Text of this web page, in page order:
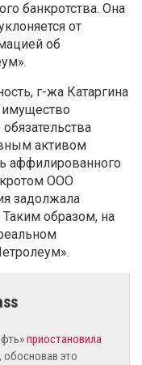
банкротства. Она
от
об
г-жа Катаргина
активом
аффилированного
ООО
задолжала
образом, на
приостановила
, обосновав это